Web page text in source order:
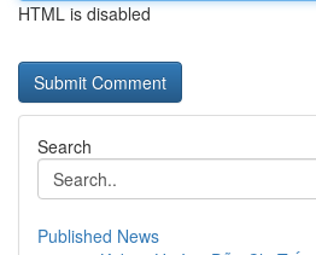
HTML is disabled
Search
Published News